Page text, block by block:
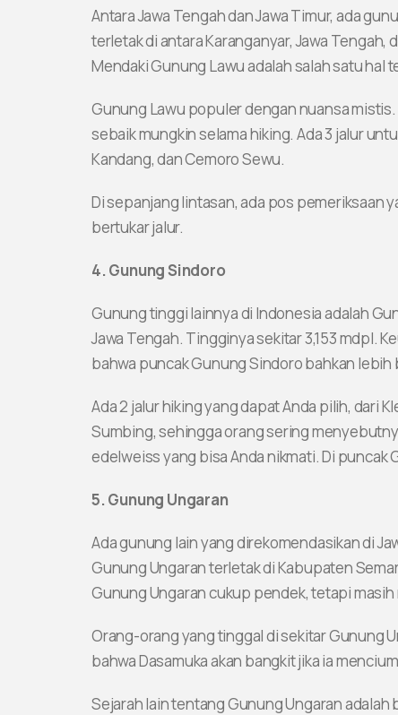
Antara Jawa Tengah dan Jawa Timur, ada
terletak di antara Karanganyar, Jawa
Mendaki Gunung Lawu adalah salah satu hal
Gunung Lawu populer dengan nuansa
sebaik mungkin selama hiking. Ada 3 jalur
Kandang, dan Cemoro Sewu.
Di sepanjang lintasan, ada pos pemeriksaan
bertukar jalur.
4. Gunung Sindoro
Gunung tinggi lainnya di Indonesia adalah
Jawa Tengah. Tingginya sekitar 3,153 mdpl.
bahwa puncak Gunung Sindoro bahkan
Ada 2 jalur hiking yang dapat Anda pilih, dari
Sumbing, sehingga orang sering
edelweiss yang bisa Anda nikmati. Di puncak
5. Gunung Ungaran
Ada gunung lain yang direkomendasikan di
Gunung Ungaran terletak di Kabupaten
Gunung Ungaran cukup pendek, tetapi
Orang-orang yang tinggal di sekitar Gunung
bahwa Dasamuka akan bangkit jika ia
Sejarah lain tentang Gunung Ungaran